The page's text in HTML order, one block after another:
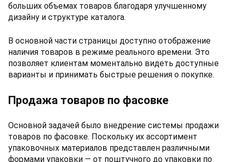
больших объемах товаров благодаря улучшенному
дизайну и структуре каталога.
В основной части страницы доступно отображение
наличия товаров в режиме реального времени. Это
позволяет клиентам моментально видеть доступные
варианты и принимать быстрые решения о покупке.
Продажа товаров по фасовке
Основной задачей было внедрение системы продажи
товаров по фасовке. Поскольку их ассортимент
упаковочных материалов представлен различными
формами упаковки — от поштучного до упаковки по